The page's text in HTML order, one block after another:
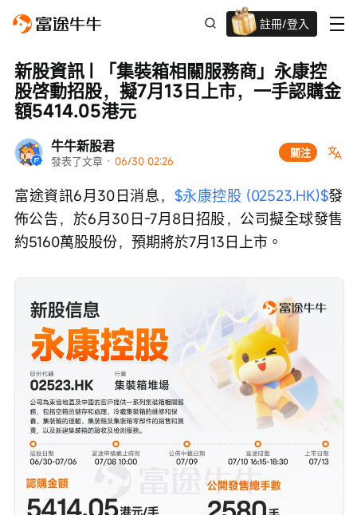
註冊/登入
迎新驚喜賞 股票/BTC等任你揀!
牛牛新股君
發表了文章 · 06/30 02:26
關注
新股資訊 | 「集裝箱相關服務商」永康控
股啓動招股，擬7月13日上市，一手認購金
額5414.05港元
富途資訊6月30日消息， $永康控股 (02523.HK)$發
佈公告，於6月30日-7月8日招股，公司擬全球發售
約5160萬股股份，預期將於7月13日上市。